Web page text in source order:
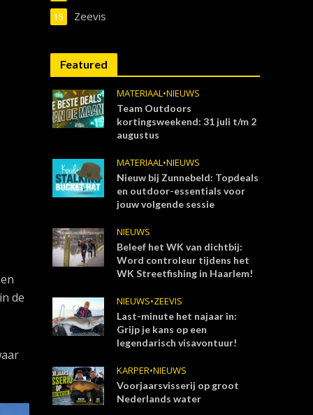
de
Zeevis
15
Featured
MATERIAAL•NIEUWS
Team Outdoors
kortingsweekend: 31 juli t/m 2
augustus
MATERIAAL•NIEUWS
Nieuw bij Zunnebeld: Topdeals
en outdoor-essentials voor
jouw volgende sessie
NIEUWS
Beleef het WK van dichtbij:
Word controleur tijdens het
WK Streetfishing in Haarlem!
NIEUWS•ZEEVIS
Last-minute het najaar in:
Grijp je kans op een
legendarisch visavontuur!
KARPER•NIEUWS
Voorjaarsvisserij op groot
Nederlands water